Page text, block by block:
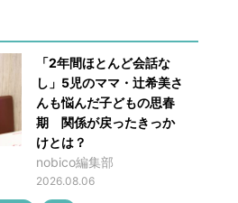
「2年間ほとんど会話な
し」5児のママ・辻希美さ
んも悩んだ子どもの思春
期 関係が戻ったきっか
けとは？
nobico編集部
2026.08.06